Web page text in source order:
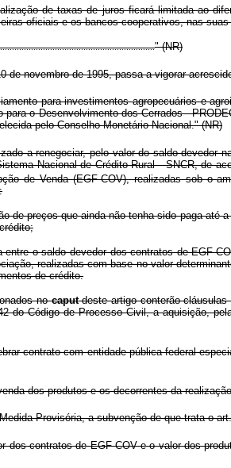
de taxas de juros ficará limitada ao
oficiais e os bancos cooperativos, nas
" (NR)
de novembro de 1995, passa a vigorar
para investimentos agropecuários e
para o Desenvolvimento dos Cerrados -
pelo Conselho Monetário Nacional." (NR)
a renegociar, pelo valor do saldo devedor
Nacional de Crédito Rural - SNCR, de
de Venda (EGF-COV), realizadas sob o
de preços que ainda não tenha sido paga
o saldo devedor dos contratos de EGF-
realizadas com base no valor
de crédito.
nocaputdeste artigo conterão cláusulas
do Código de Processo Civil, a aquisição,
contrato com entidade pública federal
dos produtos e os decorrentes da
Provisória, a subvenção de que trata o
dos contratos de EGF-COV e o valor dos